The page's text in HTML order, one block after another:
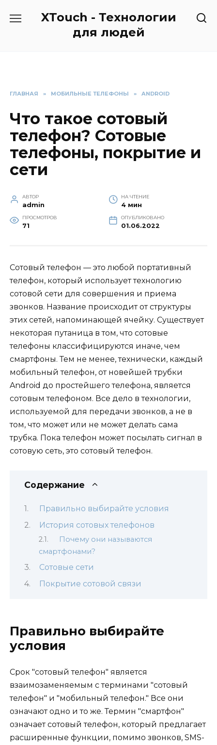
XTouch - Технологии
для людей
ГЛАВНАЯ » МОБИЛЬНЫЕ ТЕЛЕФОНЫ » ANDROID
Что такое сотовый
телефон? Сотовые
телефоны, покрытие и
сети
АВТОР
admin
НА ЧТЕНИЕ
4 мин
ПРОСМОТРОВ
71
ОПУБЛИКОВАНО
01.06.2022
Сотовый телефон — это любой портативный
телефон, который использует технологию
сотовой сети для совершения и приема
звонков. Название происходит от структуры
этих сетей, напоминающей ячейку. Существует
некоторая путаница в том, что сотовые
телефоны классифицируются иначе, чем
смартфоны. Тем не менее, технически, каждый
мобильный телефон, от новейшей трубки
Android до простейшего телефона, является
сотовым телефоном. Все дело в технологии,
используемой для передачи звонков, а не в
том, что может или не может делать сама
трубка. Пока телефон может посылать сигнал в
сотовую сеть, это сотовый телефон.
Содержание
Правильно выбирайте условия
История сотовых телефонов
Почему они называются
смартфонами?
Сотовые сети
Покрытие сотовой связи
Правильно выбирайте
условия
Срок "сотовый телефон" является
взаимозаменяемым с терминами "сотовый
телефон" и "мобильный телефон." Все они
означают одно и то же. Термин "смартфон"
означает сотовый телефон, который предлагает
расширенные функции, помимо звонков, SMS-